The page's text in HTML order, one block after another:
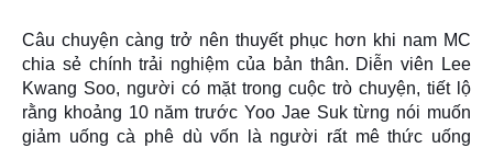
Câu chuyện càng trở nên thuyết phục hơn khi nam MC
chia sẻ chính trải nghiệm của bản thân. Diễn viên Lee
Kwang Soo, người có mặt trong cuộc trò chuyện, tiết lộ
rằng khoảng 10 năm trước Yoo Jae Suk từng nói muốn
giảm uống cà phê dù vốn là người rất mê thức uống